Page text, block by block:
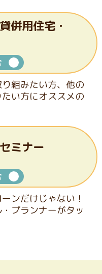
併用住宅・
組みたい方、他の
い方にオススメの
ミナー
ンだけじゃない！
プランナーがタッ